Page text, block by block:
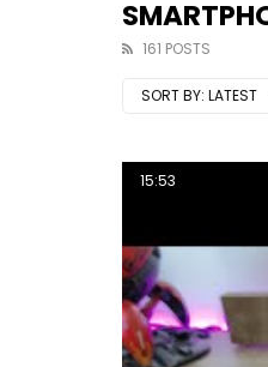
161 POSTS
SORT BY: LATEST
15:53